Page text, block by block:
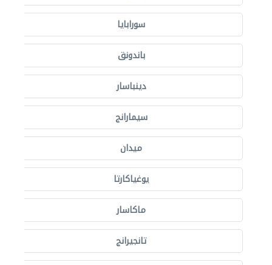
سورابايا
باندونق
دينباسار
سيمارانج
ميدان
يوغياكارتا
ماكاسار
تانجيرانج